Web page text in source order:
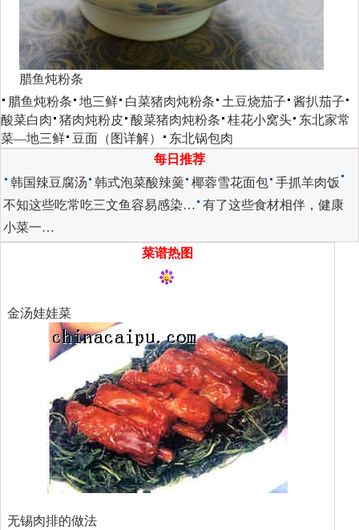
腊鱼炖粉条
腊鱼炖粉条 地三鲜 白菜猪肉炖粉条 土豆烧茄子 酱扒茄子
酸菜白肉 猪肉炖粉皮 酸菜猪肉炖粉条 桂花小窝头 东北家常
菜―地三鲜 豆面（图详解）
东北锅包肉
每日推荐
韩国辣豆腐汤 韩式泡菜酸辣羹 椰蓉雪花面包 手抓羊肉饭
不知这些吃常吃三文鱼容易感染… 有了这些食材相伴，健康
小菜一…
菜谱热图
金汤娃娃菜
无锡肉排的做法